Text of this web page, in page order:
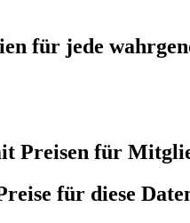
für jede
Preisen für
für diese